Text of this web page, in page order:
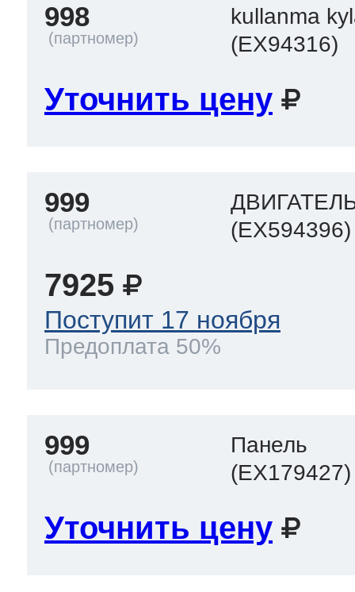
998
kullanma
(EX94316)
Уточнить цену
999
(EX594396)
7925
Поступит 17 ноября
Предоплата 50%
999
Панель
(EX179427)
Уточнить цену